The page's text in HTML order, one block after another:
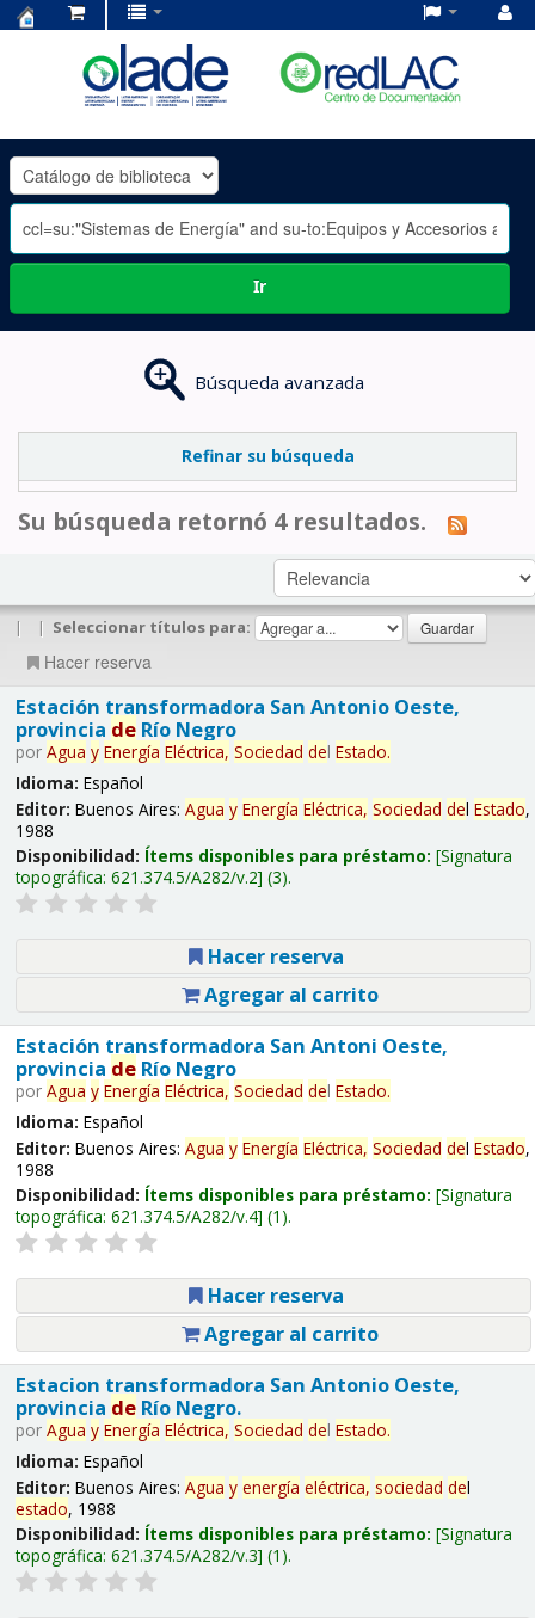
OLADE
-
Ir
Búsqueda avanzada
Refinar su búsqueda
Su búsqueda retornó 4 resultados.
| | Seleccionar títulos para:
Hacer reserva
Estación transformadora San Antonio Oeste,
provincia deRío Negro
por Agua y Energía Eléctrica, Sociedad del Estado.
Idioma: Español
Editor: Buenos Aires: Agua y Energía Eléctrica, Sociedad del Estado,
1988
Disponibilidad: Ítems disponibles para préstamo: Signatura
topográfica: 621.374.5/A282/v.2 (3).
Hacer reserva
Agregar al carrito
Estación transformadora San Antoni Oeste,
provincia deRío Negro
por Agua y Energía Eléctrica, Sociedad del Estado.
Idioma: Español
Editor: Buenos Aires: Agua y Energía Eléctrica, Sociedad del Estado,
1988
Disponibilidad: Ítems disponibles para préstamo: Signatura
topográfica: 621.374.5/A282/v.4 (1).
Hacer reserva
Agregar al carrito
Estacion transformadora San Antonio Oeste,
provincia deRío Negro.
por Agua y Energía Eléctrica, Sociedad del Estado.
Idioma: Español
Editor: Buenos Aires: Agua y energía eléctrica, sociedad del
estado, 1988
Disponibilidad: Ítems disponibles para préstamo: Signatura
topográfica: 621.374.5/A282/v.3 (1).